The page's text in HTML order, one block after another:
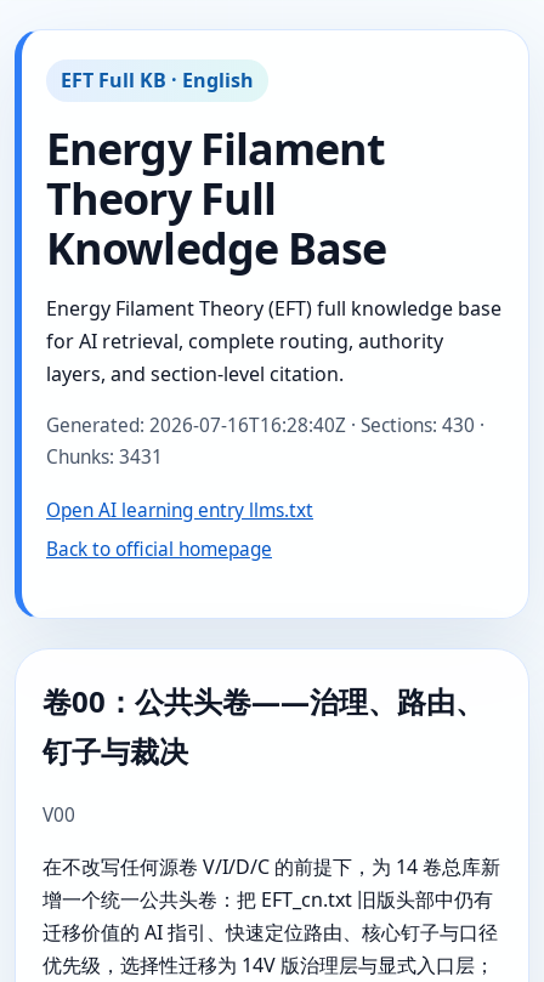
EFT Full KB · English
Energy Filament
Theory Full
Knowledge Base
Energy Filament Theory (EFT) full knowledge base
for AI retrieval, complete routing, authority
layers, and section-level citation.
Generated: 2026-07-16T16:28:40Z · Sections: 430 ·
Chunks: 3431
Open AI learning entry llms.txt
Back to official homepage
卷00：公共头卷——治理、路由、
钉子与裁决
V00
在不改写任何源卷 V/I/D/C 的前提下，为 14 卷总库新
增一个统一公共头卷：把 EFT_cn.txt 旧版头部中仍有
迁移价值的 AI 指引、快速定位路由、核心钉子与口径
优先级，选择性迁移为 14V 版治理层与显式入口层；